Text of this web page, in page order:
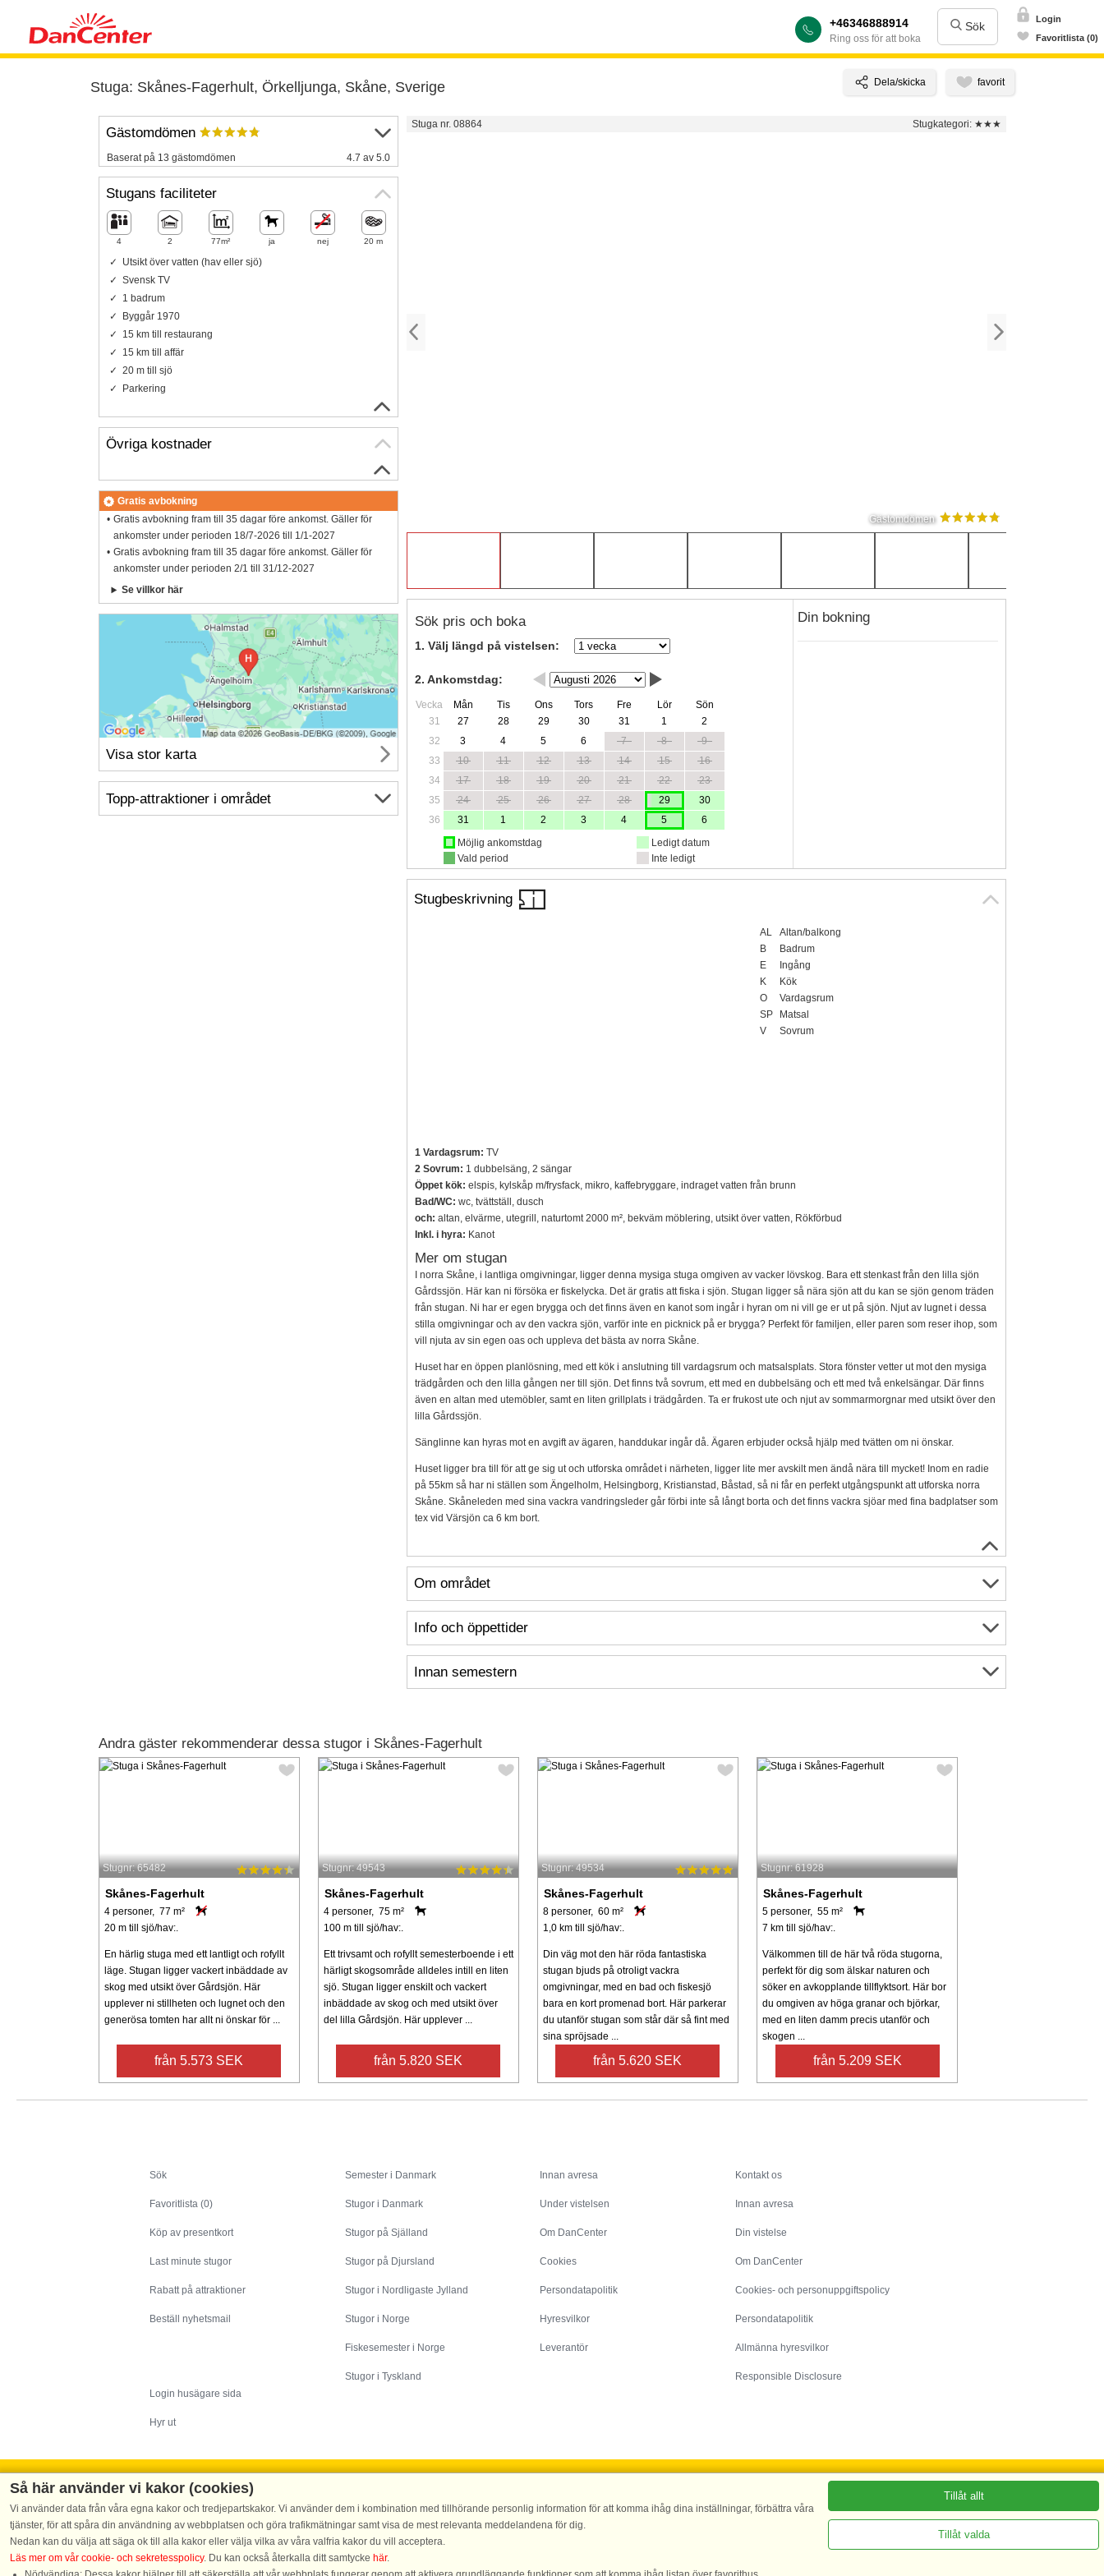
+46346888914
Ring oss för att boka
Sök
Login
Favoritlista (0)
Stuga: Skånes-Fagerhult, Örkelljunga, Skåne, Sverige
Stuga nr. 08864 Stugkategori: ★★★
Gästomdömen
Sök pris och boka
1. Välj längd på vistelsen:
2. Ankomstdag:
Vecka Mån Tis Ons Tors Fre Lör
Sön
31
27 28 29 30 31 1
2
32
3 4 5 6 7 8
9
33
10 11 12 13 14 15
16
34
17 18 19 20 21 22
23
35
24 25 26 27 28 29
30
36
31 1 2 3 4 5
6
Möjlig ankomstdag
Vald period
Ledigt datum
Inte ledigt
Din bokning
Stugbeskrivning
AL
Altan/balkong
B
Badrum
E
Ingång
K
Kök
O
Vardagsrum
SP
Matsal
V
Sovrum
1 Vardagsrum: TV
2 Sovrum: 1 dubbelsäng, 2 sängar
Öppet kök: elspis, kylskåp m/frysfack, mikro, kaffebryggare, indraget vatten från brunn
Bad/WC: wc, tvättställ, dusch
och: altan, elvärme, utegrill, naturtomt 2000 m², bekväm möblering, utsikt över vatten, Rökförbud
Inkl. i hyra: Kanot
Mer om stugan
I norra Skåne, i lantliga omgivningar, ligger denna mysiga stuga omgiven av vacker lövskog. Bara ett stenkast från den lilla sjön
Gårdssjön. Här kan ni försöka er fiskelycka. Det är gratis att fiska i sjön. Stugan ligger så nära sjön att du kan se sjön genom träden
från stugan. Ni har er egen brygga och det finns även en kanot som ingår i hyran om ni vill ge er ut på sjön. Njut av lugnet i dessa
stilla omgivningar och av den vackra sjön, varför inte en picknick på er brygga? Perfekt för familjen, eller paren som reser ihop, som
vill njuta av sin egen oas och uppleva det bästa av norra Skåne.
Huset har en öppen planlösning, med ett kök i anslutning till vardagsrum och matsalsplats. Stora fönster vetter ut mot den mysiga
trädgården och den lilla gången ner till sjön. Det finns två sovrum, ett med en dubbelsäng och ett med två enkelsängar. Där finns
även en altan med utemöbler, samt en liten grillplats i trädgården. Ta er frukost ute och njut av sommarmorgnar med utsikt över den
lilla Gårdssjön.
Sänglinne kan hyras mot en avgift av ägaren, handdukar ingår då. Ägaren erbjuder också hjälp med tvätten om ni önskar.
Huset ligger bra till för att ge sig ut och utforska området i närheten, ligger lite mer avskilt men ändå nära till mycket! Inom en radie
på 55km så har ni ställen som Ängelholm, Helsingborg, Kristianstad, Båstad, så ni får en perfekt utgångspunkt att utforska norra
Skåne. Skåneleden med sina vackra vandringsleder går förbi inte så långt borta och det finns vackra sjöar med fina badplatser som
tex vid Värsjön ca 6 km bort.
Om området
Info och öppettider
Innan semestern
Gästomdömen
Baserat på 13 gästomdömen 4.7 av 5.0
Stugans faciliteter
4 2 77m² ja nej 20 m
Utsikt över vatten (hav eller sjö)
Svensk TV
1 badrum
Byggår 1970
15 km till restaurang
15 km till affär
20 m till sjö
Parkering
Övriga kostnader
Gratis avbokning
Gratis avbokning fram till 35 dagar före ankomst. Gäller för
ankomster under perioden 18/7-2026 till 1/1-2027
Gratis avbokning fram till 35 dagar före ankomst. Gäller för
ankomster under perioden 2/1 till 31/12-2027
Se villkor här
Visa stor karta
Topp-attraktioner i området
Andra gäster rekommenderar dessa stugor i Skånes-Fagerhult
Stugnr: 65482
Skånes-Fagerhult
4 personer, 77 m²
20 m till sjö/hav:.
En härlig stuga med ett lantligt och rofyllt
läge. Stugan ligger vackert inbäddade av
skog med utsikt över Gårdsjön. Här
upplever ni stillheten och lugnet och den
generösa tomten har allt ni önskar för ...
från 5.573 SEK
Stugnr: 49543
Skånes-Fagerhult
4 personer, 75 m²
100 m till sjö/hav:.
Ett trivsamt och rofyllt semesterboende i ett
härligt skogsområde alldeles intill en liten
sjö. Stugan ligger enskilt och vackert
inbäddade av skog och med utsikt över
del lilla Gårdsjön. Här upplever ...
från 5.820 SEK
Stugnr: 49534
Skånes-Fagerhult
8 personer, 60 m²
1,0 km till sjö/hav:.
Din väg mot den här röda fantastiska
stugan bjuds på otroligt vackra
omgivningar, med en bad och fiskesjö
bara en kort promenad bort. Här parkerar
du utanför stugan som står där så fint med
sina spröjsade ...
från 5.620 SEK
Stugnr: 61928
Skånes-Fagerhult
5 personer, 55 m²
7 km till sjö/hav:.
Välkommen till de här två röda stugorna,
perfekt för dig som älskar naturen och
söker en avkopplande tillflyktsort. Här bor
du omgiven av höga granar och björkar,
med en liten damm precis utanför och
skogen ...
från 5.209 SEK
Sök
Favoritlista (0)
Köp av presentkort
Last minute stugor
Rabatt på attraktioner
Beställ nyhetsmail
Login husägare sida
Hyr ut
Semester i Danmark
Stugor i Danmark
Stugor på Själland
Stugor på Djursland
Stugor i Nordligaste Jylland
Stugor i Norge
Fiskesemester i Norge
Stugor i Tyskland
Innan avresa
Under vistelsen
Om DanCenter
Cookies
Persondatapolitik
Hyresvilkor
Leverantör
Kontakt os
Innan avresa
Din vistelse
Om DanCenter
Cookies- och personuppgiftspolicy
Persondatapolitik
Allmänna hyresvilkor
Responsible Disclosure
DanCenter A/S - Kronprinsensgade 3, 2. - 1114 København K - Danmark
Tel.: +45 70 13 00 00 - Fax.: +45 70 13 70 70 - Bank: Danske Bank/Stockholm Bank-giro nr. 5209-6575 - CVR: 67324013
DanCenters betyg |
Så här använder vi kakor (cookies)
Vi använder data från våra egna kakor och tredjepartskakor. Vi använder dem i kombination med tillhörande personlig information för att komma ihåg dina inställningar, förbättra våra
tjänster, för att spåra din användning av webbplatsen och göra trafikmätningar samt visa de mest relevanta meddelandena för dig.
Nedan kan du välja att säga ok till alla kakor eller välja vilka av våra valfria kakor du vill acceptera.
Läs mer om vår cookie- och sekretesspolicy. Du kan också återkalla ditt samtycke här.
Tillåt allt
Tillåt valda